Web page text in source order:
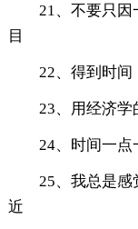
21、不要只因
目
22、得到时间
23、用经济学
24、时间一点
25、我总是感
近